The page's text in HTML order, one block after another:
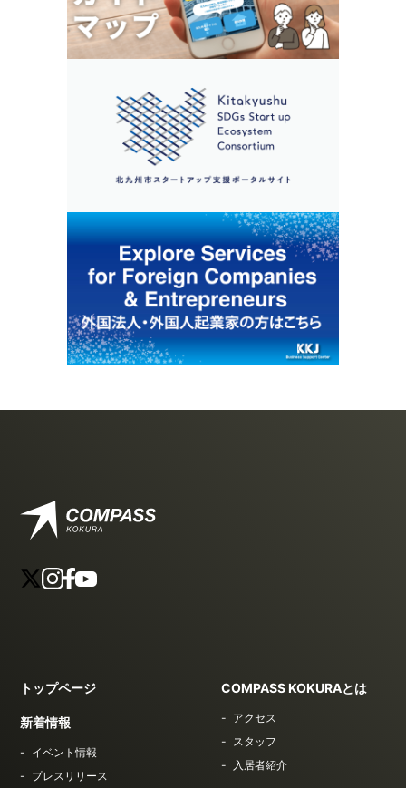
トップページ
新着情報
イベント情報
プレスリリース
COMPASS KOKURAとは
アクセス
スタッフ
入居者紹介